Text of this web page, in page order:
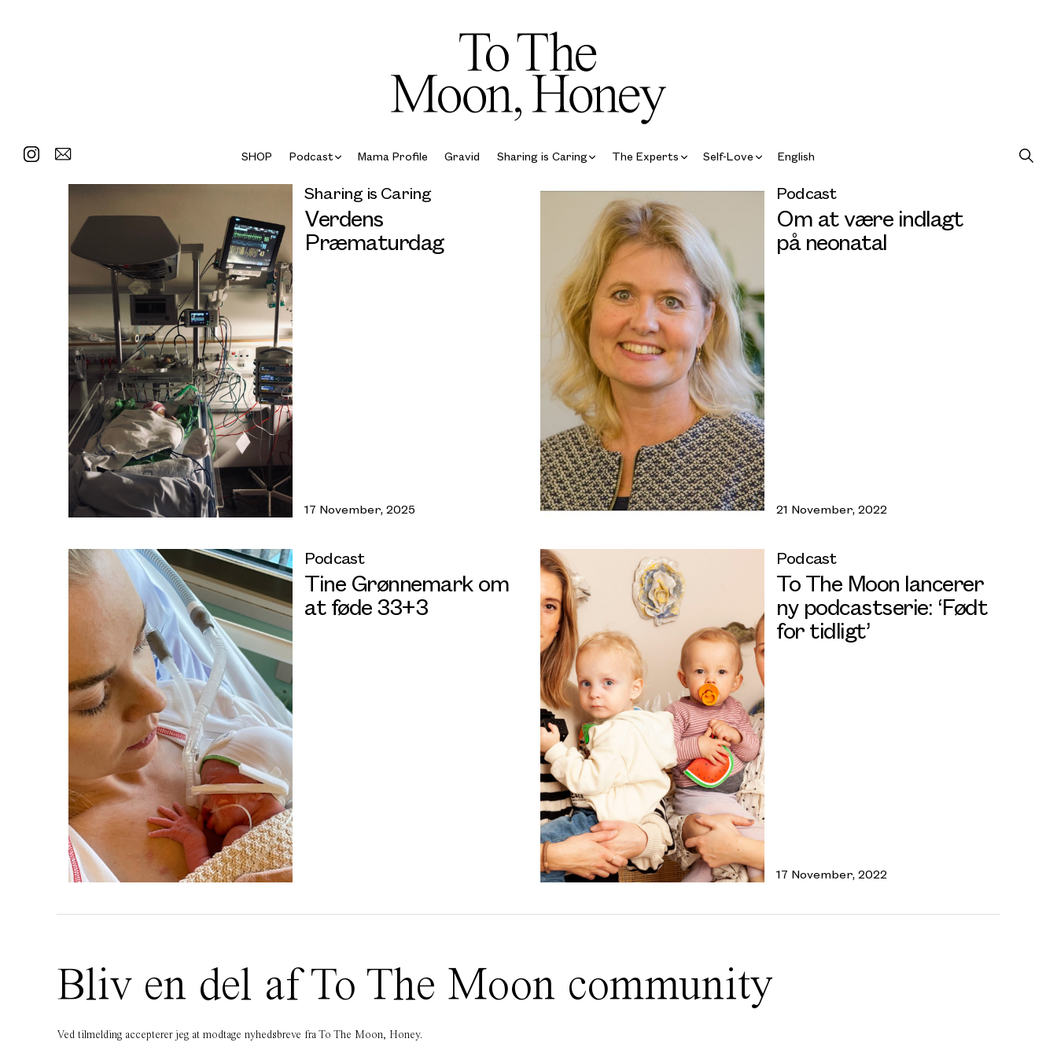
SHOP Podcast Mama Profile Gravid Sharing is Caring The Experts Self-Love English
Sharing is Caring
Verdens
Præmaturdag
17 November, 2025
Podcast
Om at være indlagt
på neonatal
21 November, 2022
Podcast
Tine Grønnemark om
at føde 33+3
Podcast
To The Moon lancerer
ny podcastserie: ‘Født
for tidligt’
17 November, 2022
Bliv en del af To The Moon community
Ved tilmelding accepterer jeg at modtage nyhedsbreve fra To The Moon, Honey.